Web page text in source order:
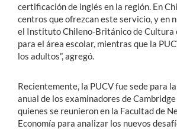
certificación de inglés en la región. En
centros que ofrezcan este servicio, y en
el Instituto Chileno-Británico de Cultura
para el área escolar, mientras que la
los adultos”, agregó.
Recientemente, la PUCV fue sede para
anual de los examinadores de Cambridge
quienes se reunieron en la Facultad de
Economía para analizar los nuevos